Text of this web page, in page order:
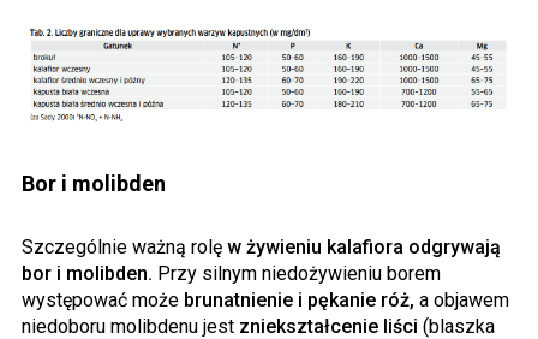
Bor i molibden
Szczególnie ważną rolę w żywieniu kalafiora odgrywają
bor i molibden. Przy silnym niedożywieniu borem
występować może brunatnienie i pękanie róż, a objawem
niedoboru molibdenu jest zniekształcenie liści (blaszka